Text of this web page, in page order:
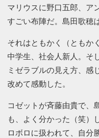
マリウスに野口五郎、ア
すごい布陣だ。島田歌穂
それはともかく（ともか
中学生、社会人新人。そ
ミゼラブルの見え方、感
改めて感動した。
コゼットが斉藤由貴で、
も、よく分かった（笑）
ロボロに扱われて、自分